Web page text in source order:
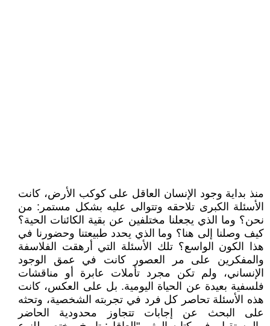
منذ بداية وجود الإنسان العاقل على كوكب الأرض، كانت
الأسئلة الكبرى تلاحقه وتتوالى عليه بشكل مستمر: من
نحن؟ وما الذي يجعلنا مختلفين عن بقية الكائنات الحية؟
كيف وصلنا إلى هنا؟ وما الذي يحدد طبيعتنا وحضورنا في
هذا الكون الواسع؟ تلك الأسئلة التي أرهقت الفلاسفة
والمفكرين على مر العصور كانت في عمق الوجود
الإنساني، ولم تكن مجرد تأملات عابرة أو مناقشات
فلسفية بعيدة عن الحياة اليومية. بل على العكس، كانت
هذه الأسئلة تحاصر كل فرد في تجربته الشخصية، وتحثه
على البحث عن إجابات تتجاوز محدودية الحاضر